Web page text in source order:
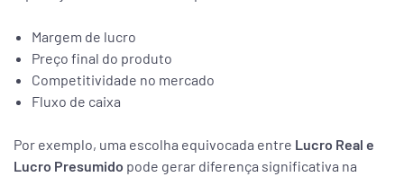
Margem de lucro
Preço final do produto
Competitividade no mercado
Fluxo de caixa
Por exemplo, uma escolha equivocada entre Lucro Real e
Lucro Presumido pode gerar diferença significativa na